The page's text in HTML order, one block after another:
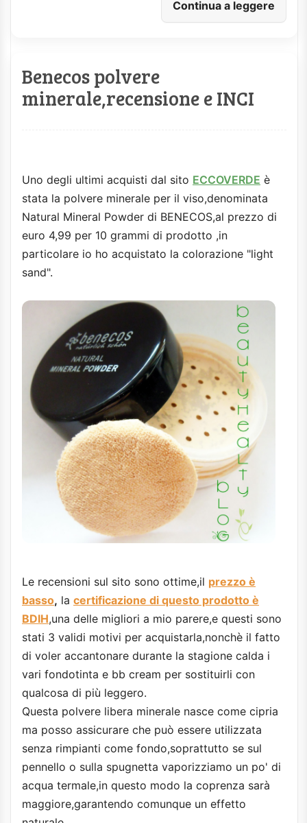
Continua a leggere
Benecos polvere
minerale,recensione e INCI
Uno degli ultimi acquisti dal sito ECCOVERDE è
stata la polvere minerale per il viso,denominata
Natural Mineral Powder di BENECOS,al prezzo di
euro 4,99 per 10 grammi di prodotto ,in
particolare io ho acquistato la colorazione "light
sand".
Le recensioni sul sito sono ottime,il prezzo è
basso, la certificazione di questo prodotto è
BDIH,una delle migliori a mio parere,e questi sono
stati 3 validi motivi per acquistarla,nonchè il fatto
di voler accantonare durante la stagione calda i
vari fondotinta e bb cream per sostituirli con
qualcosa di più leggero.
Questa polvere libera minerale nasce come cipria
ma posso assicurare che può essere utilizzata
senza rimpianti come fondo,soprattutto se sul
pennello o sulla spugnetta vaporizziamo un po' di
acqua termale,in questo modo la coprenza sarà
maggiore,garantendo comunque un effetto